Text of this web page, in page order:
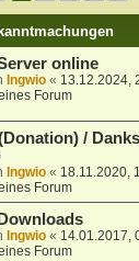
online
Ingwio « 13.12.2024,
Forum
/
Ingwio « 18.11.2020,
Forum
Ingwio « 14.01.2017,
Forum